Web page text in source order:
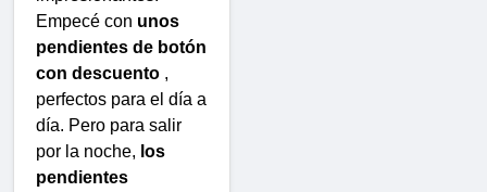
Empecé con unos
pendientes de botón
con descuento ,
perfectos para el día a
día. Pero para salir
por la noche, los
pendientes